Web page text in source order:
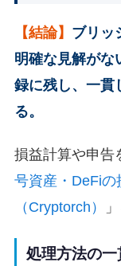
【結論】 ブリッ
明確な見解がな
録に残し、一貫
る。
損益計算や申告
号資産・DeFiの
（Cryptorch）
処理方法の一